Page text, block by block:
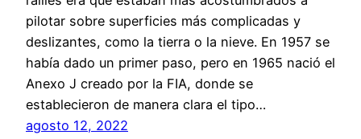
pilotar sobre superficies más complicadas y
deslizantes, como la tierra o la nieve. En 1957 se
había dado un primer paso, pero en 1965 nació el
Anexo J creado por la FIA, donde se
establecieron de manera clara el tipo…
agosto 12, 2022